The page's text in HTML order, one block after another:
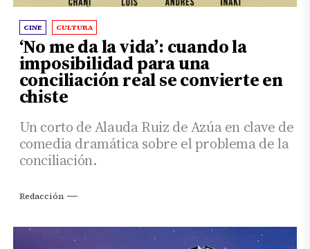
CINE CULTURA
‘No me da la vida’: cuando la
imposibilidad para una
conciliación real se convierte en
chiste
Un corto de Alauda Ruiz de Azúa en clave de
comedia dramática sobre el problema de la
conciliación.
Redacción